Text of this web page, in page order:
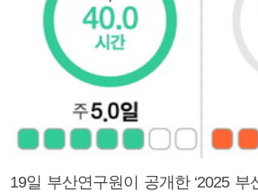
19일 부산연구원이 공개한 ‘2025